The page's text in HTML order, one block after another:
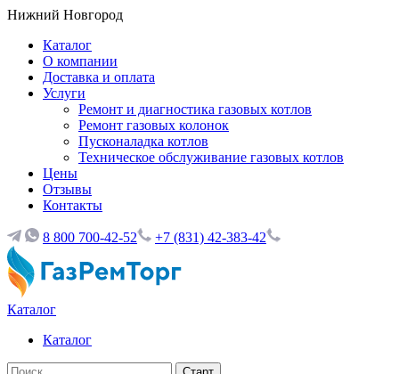
Нижний Новгород
Каталог
О компании
Доставка и оплата
Услуги
Ремонт и диагностика газовых котлов
Ремонт газовых колонок
Пусконаладка котлов
Техническое обслуживание газовых котлов
Цены
Отзывы
Контакты
8 800 700-42-52 +7 (831) 42-383-42
Каталог
Каталог